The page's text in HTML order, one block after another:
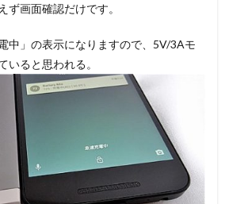
ず画面確認だけです。
中」の表示になりますので、5V/3Aモ
いると思われる。